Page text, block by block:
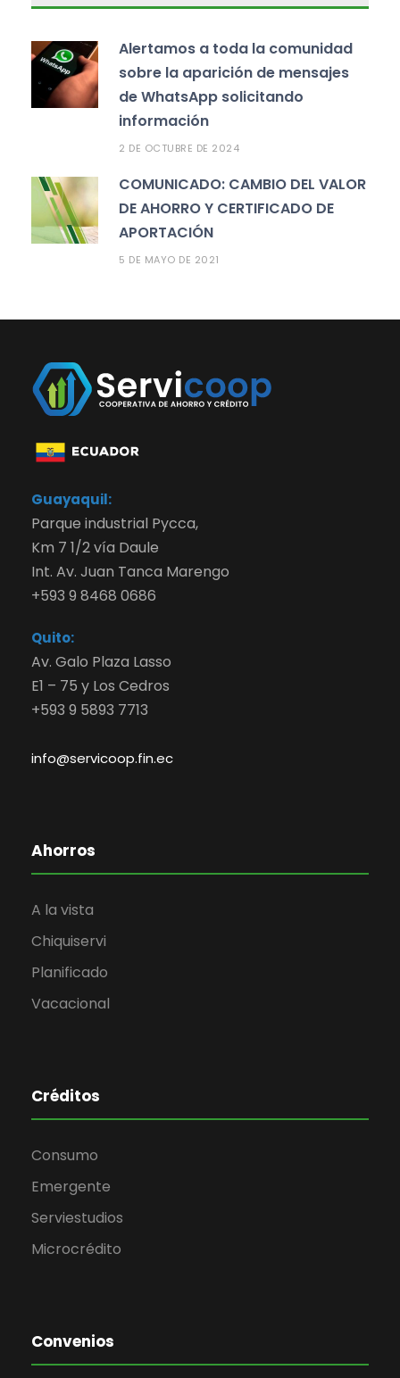
Alertamos a toda la comunidad
sobre la aparición de mensajes
de WhatsApp solicitando
información
2 DE OCTUBRE DE 2024
COMUNICADO: CAMBIO DEL VALOR
DE AHORRO Y CERTIFICADO DE
APORTACIÓN
5 DE MAYO DE 2021
Guayaquil:
Parque industrial Pycca,
Km 7 1/2 vía Daule
Int. Av. Juan Tanca Marengo
+593 9 8468 0686
Quito:
Av. Galo Plaza Lasso
E1 – 75 y Los Cedros
+593 9 5893 7713
info@servicoop.fin.ec
Ahorros
A la vista
Chiquiservi
Planificado
Vacacional
Créditos
Consumo
Emergente
Serviestudios
Microcrédito
Convenios